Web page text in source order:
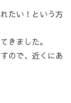
たい！という方
きました。
ので、近くにあ